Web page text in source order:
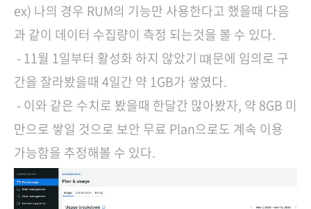
ex) 나의 경우 RUM의 기능만 사용한다고 했을때 다음
과 같이 데이터 수집량이 측정 되는것을 볼 수 있다.
- 11월 1일부터 활성화 하지 않았기 떄문에 임의로 구
간을 잘라봤을때 4일간 약 1GB가 쌓였다.
- 이와 같은 수치로 봤을때 한달간 많아봤자, 약 8GB 미
만으로 쌓일 것으로 보안 무료 Plan으로도 계속 이용
가능함을 추정해볼 수 있다.